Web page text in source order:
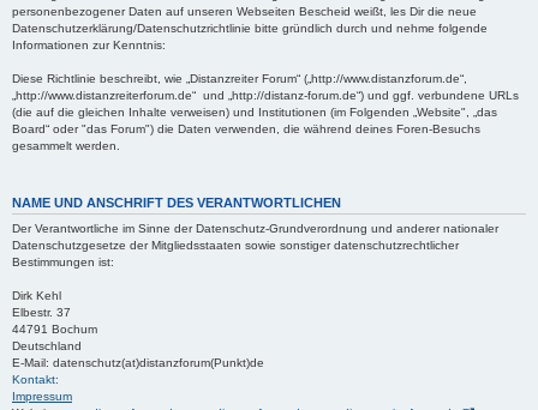
personenbezogener Daten auf unseren Webseiten Bescheid weißt, les Dir die neue
Datenschutzerklärung/Datenschutzrichtlinie bitte gründlich durch und nehme folgende
Informationen zur Kenntnis:
Diese Richtlinie beschreibt, wie „Distanzreiter Forum“ („http://www.distanzforum.de“,
„http://www.distanzreiterforum.de“ und „http://distanz-forum.de“) und ggf. verbundene URLs
(die auf die gleichen Inhalte verweisen) und Institutionen (im Folgenden „Website", „das
Board“ oder "das Forum") die Daten verwenden, die während deines Foren-Besuchs
gesammelt werden.
NAME UND ANSCHRIFT DES VERANTWORTLICHEN
Der Verantwortliche im Sinne der Datenschutz-Grundverordnung und anderer nationaler
Datenschutzgesetze der Mitgliedsstaaten sowie sonstiger datenschutzrechtlicher
Bestimmungen ist:
Dirk Kehl
Elbestr. 37
44791 Bochum
Deutschland
E-Mail: datenschutz(at)distanzforum(Punkt)de
Kontakt:
Impressum